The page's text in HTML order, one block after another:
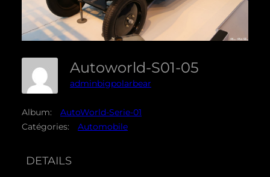
Autoworld-S01-05
adminbigpolarbear
Album:
AutoWorld-Serie-01
Catégories:
Automobile
DETAILS